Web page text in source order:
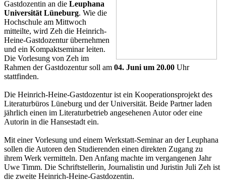
Gastdozentin an die Leuphana
Universität Lüneburg. Wie die
Hochschule am Mittwoch
mitteilte, wird Zeh die Heinrich-
Heine-Gastdozentur übernehmen
und ein Kompaktseminar leiten.
Die Vorlesung von Zeh im
Rahmen der Gastdozentur soll am 04. Juni um 20.00 Uhr
stattfinden.
Die Heinrich-Heine-Gastdozentur ist ein Kooperationsprojekt des
Literaturbüros Lüneburg und der Universität. Beide Partner laden
jährlich einen im Literaturbetrieb angesehenen Autor oder eine
Autorin in die Hansestadt ein.
Mit einer Vorlesung und einem Werkstatt-Seminar an der Leuphana
sollen die Autoren den Studierenden einen direkten Zugang zu
ihrem Werk vermitteln. Den Anfang machte im vergangenen Jahr
Uwe Timm. Die Schriftstellerin, Journalistin und Juristin Juli Zeh ist
die zweite Heinrich-Heine-Gastdozentin.